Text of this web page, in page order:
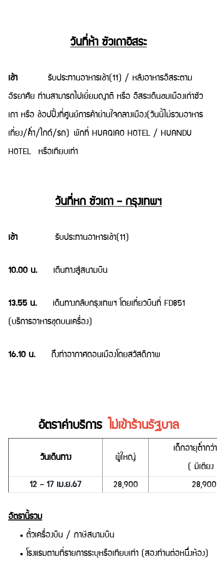
วันที่ห้า ซัวเถาอิสระ
เช้า รับประทานอาหารเช้า(11) / หลังอาหารอิสระตาม
อัธยาศัย ท่านสามารถไปเยี่ยมญาติ หรือ อิสระเดินชมเมืองเก่าซัว
เถา หรือ ช้อปปิ้งที่ศูนย์การค้าย่านใจกลางเมือง(วันนี้ไม่รวมอาหาร
เที่ยง/ค่ำ/ไกด์/รถ) พักที่ HUAQIAO HOTEL / HUANDU
HOTEL หรือเทียบเท่า
วันที่หก ซัวเถา – กรุงเทพฯ
เช้า รับประทานอาหารเช้า(11)
10.00 น. เดินทางสู่สนามบิน
13.55 น. เดินทางกลับกรุงเทพฯ โดยเที่ยวบินที่ FD851
(บริการอาหารชุดบนเครื่อง)
16.10 น. ถึงท่าอากาศดอนเมืองโดยสวัสดิภาพ
อัตราค่าบริการไม่เข้าร้านรัฐบาล
วันเดินทาง ผู้ใหญ่
เด็กอายุต่ำก
( มีเตีย
12 – 17 เม.ย.67
28,900 28,900
อัตรานี้รวม
• ตั๋วเครื่องบิน / ภาษีสนามบิน
• โรงแรมตามที่รายการระบุหรือเทียบเท่า (สองท่านต่อหนึ่งห้อง)